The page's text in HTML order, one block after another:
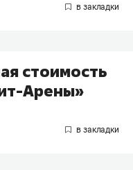
стоимость
Арены»